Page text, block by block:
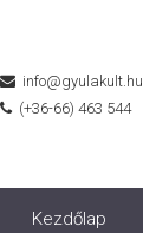
info@gyulakult.hu
(+36-66) 463 544
Kezdőlap